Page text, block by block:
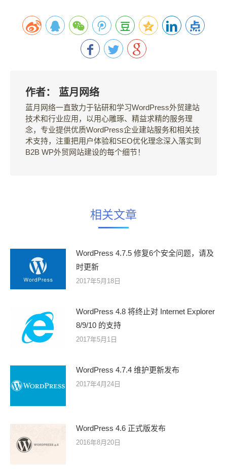
作者： 蓝月网络
蓝月网络一直致力于钻研和学习WordPress外贸建站
技术和行业应用，以用心雕琢、精益求精的服务理
念，专业提供优质WordPress企业建站服务和相关技
术支持，注重把用户体验和SEO优化理念深入落实到
B2B WP外贸网站建设的每个细节！
相关文章
WordPress 4.7.5 修复6个安全问题，请及
时更新
2017年5月18日
WordPress 4.8 将终止对 Internet Explorer
8/9/10 的支持
2017年5月1日
WordPress 4.7.4 维护更新发布
2017年4月24日
WordPress 4.6 正式版发布
2016年8月20日